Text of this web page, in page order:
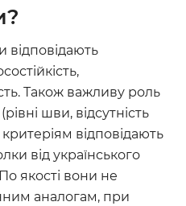
відповідають
Також важливу роль
шви, відсутність
відповідають
від українського
якості вони не
аналогам, при